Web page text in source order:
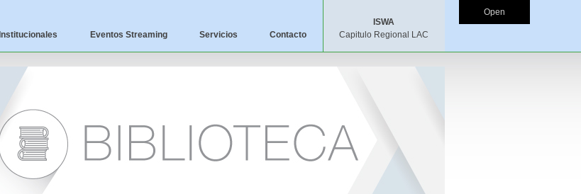
Institucionales Eventos Streaming Servicios Contacto
ISWA
Capitulo Regional LAC
Open